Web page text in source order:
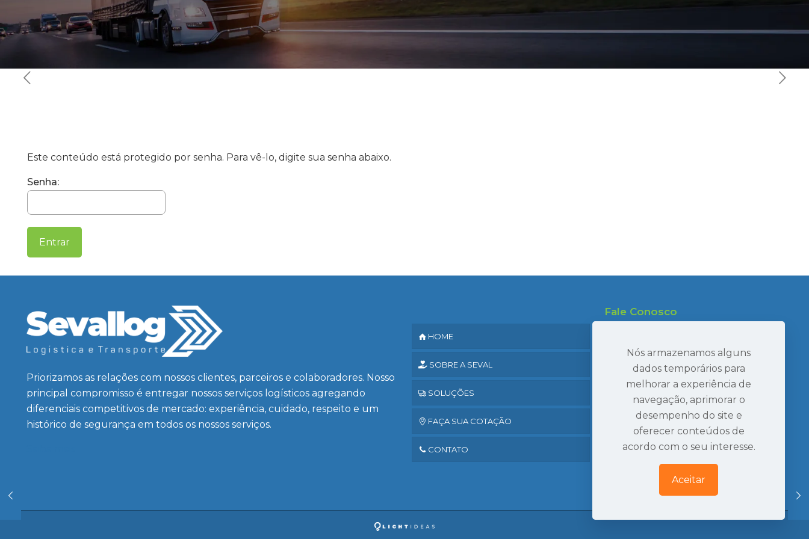
Este conteúdo está protegido por senha. Para vê-lo, digite sua senha abaixo.
Senha:
Priorizamos as relações com nossos clientes, parceiros e colaboradores. Nosso
principal compromisso é entregar nossos serviços logísticos agregando
diferenciais competitivos de mercado: experiência, cuidado, respeito e um
histórico de segurança em todos os nossos serviços.
HOME
SOBRE A SEVAL
SOLUÇÕES
FAÇA SUA COTAÇÃO
CONTATO
Fale Conosco
47 3407-2269
seval@sevaltransportes.com.br
Rod. dos Móveis, 2060, Sala 05
Mato Preto, São Bento do Sul | SC
Ver Localização
Nós armazenamos alguns
dados temporários para
melhorar a experiência de
navegação, aprimorar o
desempenho do site e
oferecer conteúdos de
acordo com o seu interesse.
Aceitar